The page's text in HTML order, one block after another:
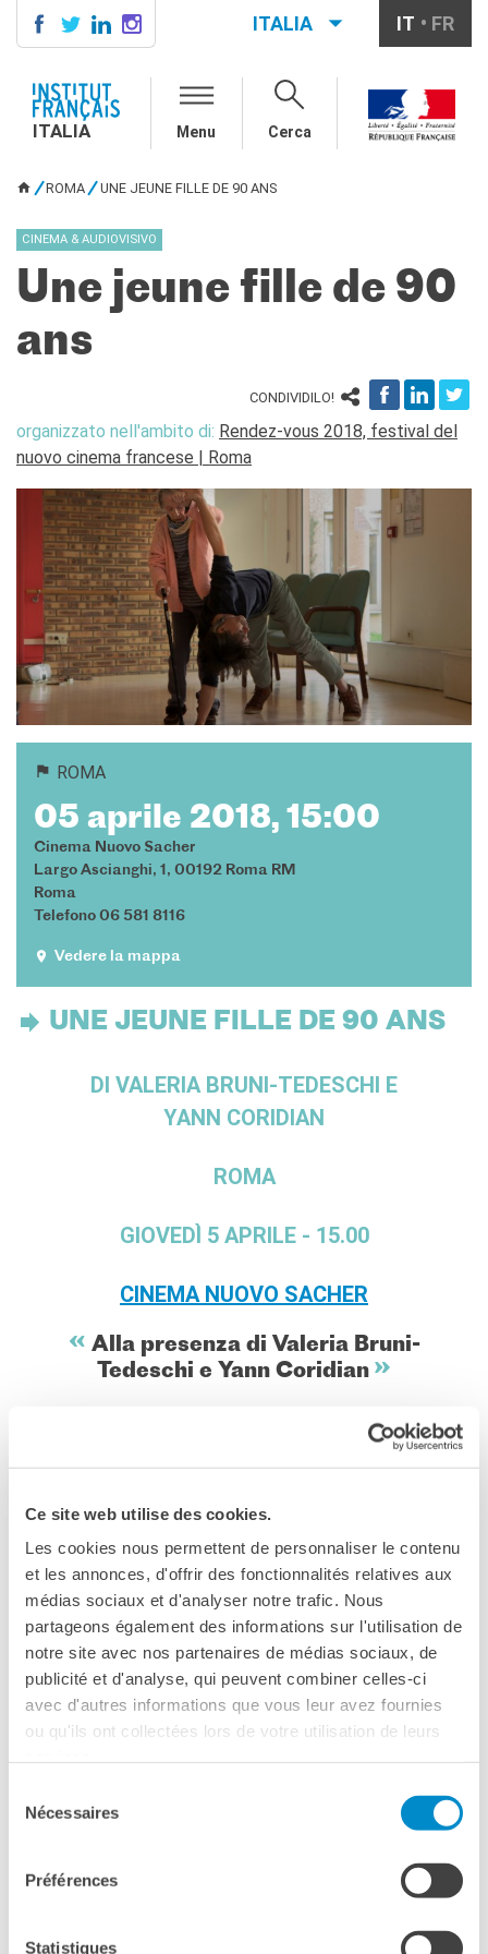
Ce site web utilise des cookies.
Les cookies nous permettent de personnaliser le contenu
et les annonces, d'offrir des fonctionnalités relatives aux
médias sociaux et d'analyser notre trafic. Nous
partageons également des informations sur l'utilisation de
notre site avec nos partenaires de médias sociaux, de
publicité et d'analyse, qui peuvent combiner celles-ci
avec d'autres informations que vous leur avez fournies
ou qu'ils ont collectées lors de votre utilisation de leurs
Nécessaires
Préférences
Statistiques
SCUOLA & UNIVERSITÀ
Studiare in Francia
IL PALAZZO FARNESE
CERCA
ITALIA IT FR
ITALIA Menu Cerca
ROMA UNE JEUNE FILLE DE 90 ANS
CINEMA & AUDIOVISIVO
Une jeune fille de 90
ans
CONDIVIDILO!
organizzato nell'ambito di: Rendez-vous 2018, festival del
nuovo cinema francese | Roma
ROMA
05 aprile 2018, 15:00
Cinema Nuovo Sacher
Largo Ascianghi, 1, 00192 Roma RM
Roma
Telefono 06 581 8116
Vedere la mappa
UNE JEUNE FILLE DE 90 ANS
DI VALERIA BRUNI-TEDESCHI E
YANN CORIDIAN
ROMA
GIOVEDÌ 5 APRILE - 15.00
CINEMA NUOVO SACHER
Alla presenza di Valeria Bruni-
Tedeschi e Yann Coridian
85’ VO SOTT. IT.
Presentato Fuori concorso al 69° Festival di Locarno, un
toccante documentario girato da Valeria Bruni Tedeschi e
Yann Coridian nel reparto geriatrico dell’ospedale Charles
Foix d’Ivry. Qui Thierry Thieû Niang, coreografo di fama
internazionale, conduce un laboratorio di danza con pazienti
malati di Alzheimer. Attraverso la danza, si incrociano vite
diverse, i ricordi affiorano pieni di rimpianti, di amarezza, di
del coreografo. L’innamoramento in fondo è una follia in sé
malattia diventa semplicemente la malattia dell’amore.